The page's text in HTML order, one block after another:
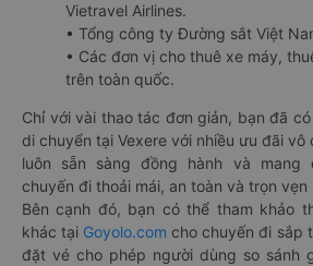
Vietravel Airlines.
• Tổng công ty Đường sắt Việt
• Các đơn vị cho thuê xe máy,
trên toàn quốc.
Chỉ với vài thao tác đơn giản, bạn đã
di chuyển tại Vexere với nhiều ưu đãi vô
luôn sẵn sàng đồng hành và mang
chuyến đi thoải mái, an toàn và trọn vẹn
Bên cạnh đó, bạn có thể tham khảo
khác tại Goyolo.com cho chuyến đi sắp
đặt vé cho phép người dùng so sánh